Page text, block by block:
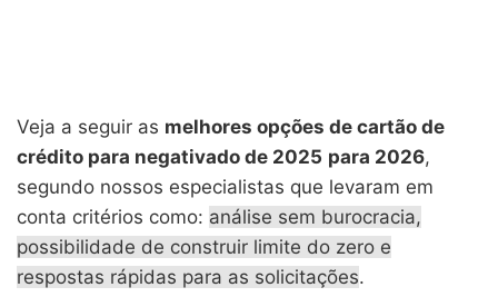
Veja a seguir as melhores opções de cartão de
crédito para negativado de 2025 para 2026,
segundo nossos especialistas que levaram em
conta critérios como: análise sem burocracia,
possibilidade de construir limite do zero e
respostas rápidas para as solicitações.